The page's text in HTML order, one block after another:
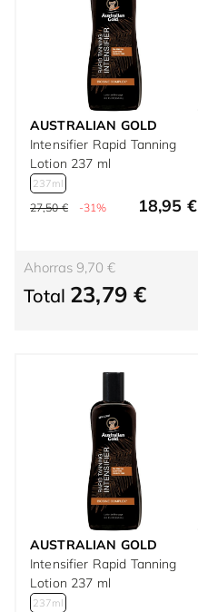
AUSTRALIAN GOLD
Intensifier Rapid Tanning
Lotion 237 ml
237ml
27,50 € -31% 18,95 €
Ahorras 9,70 €
Total 23,79 €
AUSTRALIAN GOLD
Intensifier Rapid Tanning
Lotion 237 ml
237ml